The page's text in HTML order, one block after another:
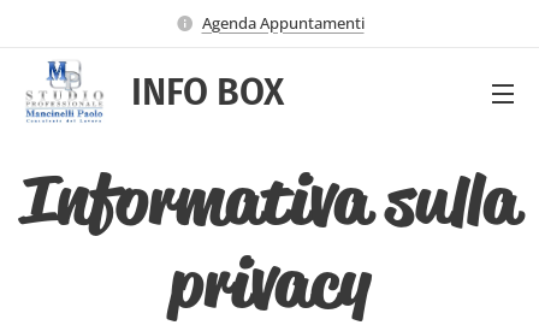
Agenda Appuntamenti
INFO BOX
Informativa sulla
privacy